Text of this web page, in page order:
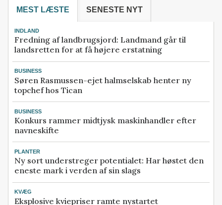
MEST LÆSTE SENESTE NYT
INDLAND
Fredning af landbrugsjord: Landmand går til
landsretten for at få højere erstatning
BUSINESS
Søren Rasmussen-ejet halmselskab henter ny
topchef hos Tican
BUSINESS
Konkurs rammer midtjysk maskinhandler efter
navneskifte
PLANTER
Ny sort understreger potentialet: Har høstet den
eneste mark i verden af sin slags
KVÆG
Eksplosive kviepriser ramte nystartet